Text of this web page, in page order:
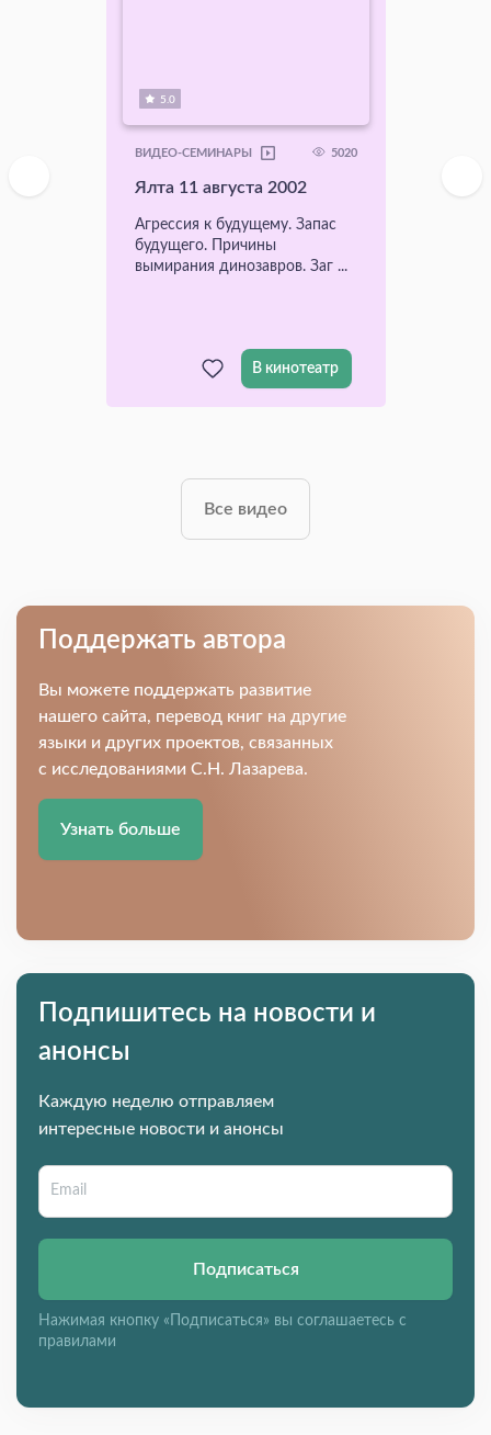
5.0
ВИДЕО-СЕМИНАРЫ 5020
Ялта 11 августа 2002
Агрессия к будущему. Запас
будущего. Причины
вымирания динозавров. Заг ...
В кинотеатр
Все видео
Поддержать автора
Вы можете поддержать развитие
нашего сайта, перевод книг на другие
языки и других проектов, связанных
с исследованиями С.Н. Лазарева.
Узнать больше
Подпишитесь на новости и
анонсы
Каждую неделю отправляем
интересные новости и анонсы
Подписаться
Нажимая кнопку «Подписаться» вы соглашаетесь с
правилами